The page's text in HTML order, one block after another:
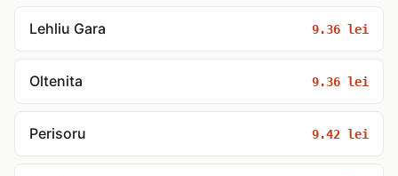
Lehliu Gara 9.36 lei
Oltenita 9.36 lei
Perisoru 9.42 lei